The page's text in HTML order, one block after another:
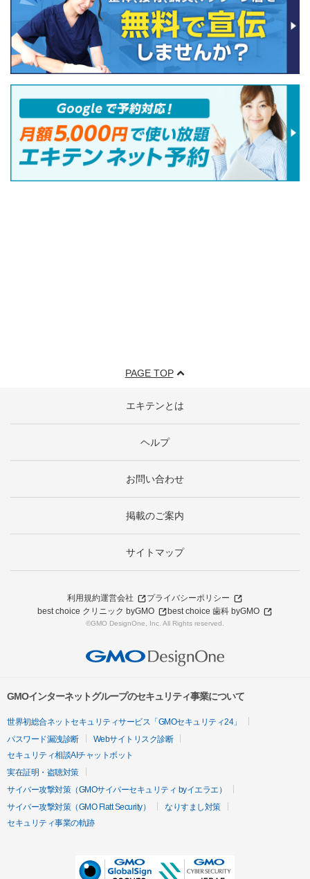
PAGE TOP
エキテンとは
ヘルプ
お問い合わせ
掲載のご案内
サイトマップ
利用規約運営会社
プライバシーポリシー
best choice クリニック byGMO
best choice 歯科 byGMO
©GMO DesignOne, Inc. All Rights reserved.
GMOインターネットグループのセキュリティ事業について
世界初総合ネットセキュリティサービス「GMOセキュリティ24」
パスワード漏洩診断
Webサイトリスク診断
セキュリティ相談AIチャットボット
実在証明・盗聴対策
サイバー攻撃対策（GMOサイバーセキュリティ byイエラエ）
サイバー攻撃対策（GMO Flatt Security）
なりすまし対策
セキュリティ事業の軌跡